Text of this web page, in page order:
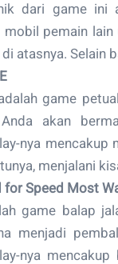
dari game ini
mobil pemain
atasnya. Selain
game
akan
nya mencakup
menjalani
for Speed Most
game balap
menjadi
nya